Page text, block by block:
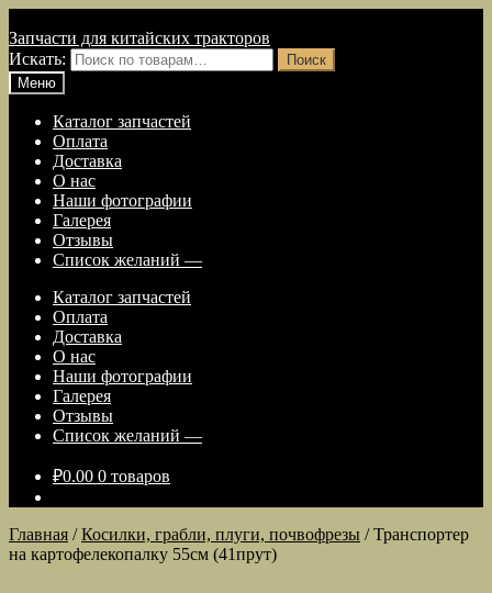
Запчасти для китайских тракторов
Искать:
Поиск
Меню
Каталог запчастей
Оплата
Доставка
О нас
Наши фотографии
Галерея
Отзывы
Список желаний —
Каталог запчастей
Оплата
Доставка
О нас
Наши фотографии
Галерея
Отзывы
Список желаний —
₽0.00 0 товаров
Главная /Косилки, грабли, плуги, почвофрезы /Транспортер
на картофелекопалку 55см (41прут)